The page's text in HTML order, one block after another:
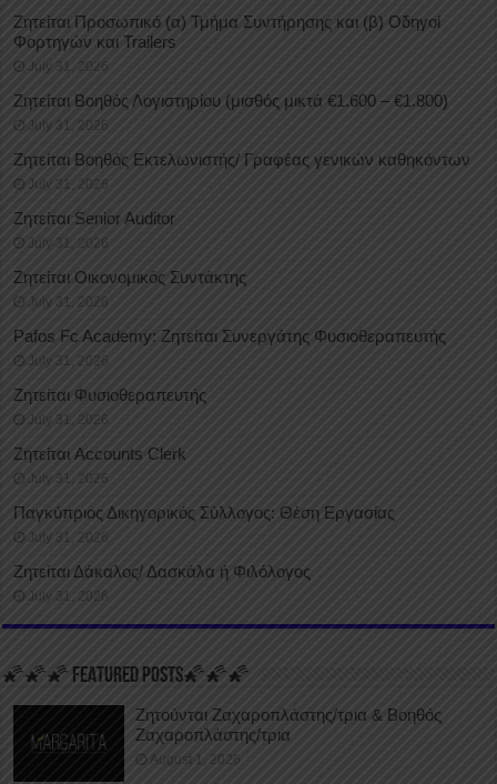
Ζητείται Προσωπικό (α) Τμήμα Συντήρησης και (β) Οδηγοί
Φορτηγών και Trailers
July 31, 2026
Ζητείται Βοηθός Λογιστηρίου (μισθός μικτά €1.600 – €1.800)
July 31, 2026
Ζητείται Βοηθός Εκτελωνιστής/ Γραφέας γενικών καθηκόντων
July 31, 2026
Ζητείται Senior Auditor
July 31, 2026
Ζητείται Οικονομικός Συντάκτης
July 31, 2026
Pafos Fc Academy: Ζητείται Συνεργάτης Φυσιοθεραπευτής
July 31, 2026
Ζητείται Φυσιοθεραπευτής
July 31, 2026
Ζητείται Accounts Clerk
July 31, 2026
Παγκύπριος Δικηγορικός Σύλλογος: Θέση Εργασίας
July 31, 2026
Ζητείται Δάκαλος/ Δασκάλα ή Φιλόλογος
July 31, 2026
🌠🌠🌠 FEATURED POSTS🌠🌠🌠
Ζητούνται Ζαχαροπλάστης/τρια & Βοηθός
Ζαχαροπλάστης/τρια
August 1, 2026